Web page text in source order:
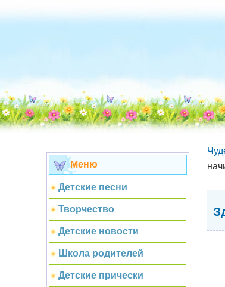
Меню
Детские песни
Творчество
Детские новости
Школа родителей
Детские прически